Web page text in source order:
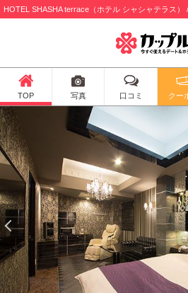
HOTEL SHASHA terrace（ホテル シャシャテラス）
TOP 写真 口コミ クー